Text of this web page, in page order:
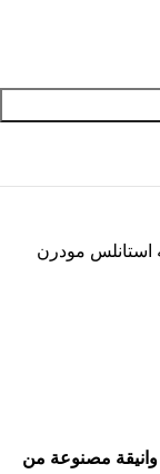
استانلس مودرن
وانيقة مصنوعة من